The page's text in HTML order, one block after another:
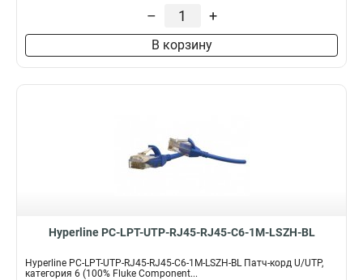
– +
В корзину
Hyperline PC-LPT-UTP-RJ45-RJ45-C6-1M-LSZH-BL
Hyperline PC-LPT-UTP-RJ45-RJ45-C6-1M-LSZH-BL Патч-корд U/UTP,
категория 6 (100% Fluke Component...